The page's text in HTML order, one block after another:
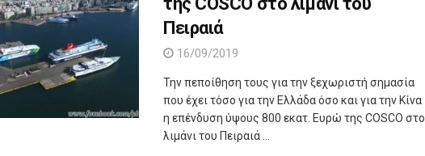
Πειραιά
16/09/2019
Την πεποίθηση τους για την ξεχωριστή σημασία
που έχει τόσο για την Ελλάδα όσο και για την Κίνα
η επένδυση ύψους 800 εκατ. Ευρώ της COSCO στο
λιμάνι του Πειραιά ...